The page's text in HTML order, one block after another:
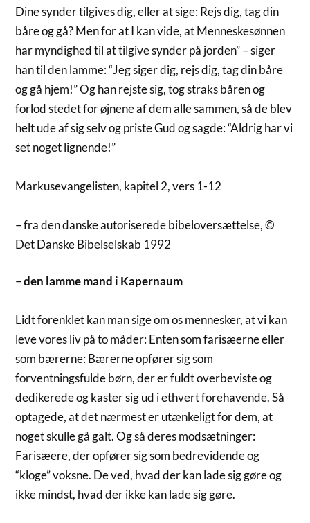
Dine synder tilgives dig, eller at sige: Rejs dig, tag din
båre og gå? Men for at I kan vide, at Menneskesønnen
har myndighed til at tilgive synder på jorden” – siger
han til den lamme: “Jeg siger dig, rejs dig, tag din båre
og gå hjem!” Og han rejste sig, tog straks båren og
forlod stedet for øjnene af dem alle sammen, så de blev
helt ude af sig selv og priste Gud og sagde: “Aldrig har vi
set noget lignende!”
Markusevangelisten, kapitel 2, vers 1-12
– fra den danske autoriserede bibeloversættelse, ©
Det Danske Bibelselskab 1992
–den lamme mand i Kapernaum
Lidt forenklet kan man sige om os mennesker, at vi kan
leve vores liv på to måder: Enten som farisæerne eller
som bærerne: Bærerne opfører sig som
forventningsfulde børn, der er fuldt overbeviste og
dedikerede og kaster sig ud i ethvert forehavende. Så
optagede, at det nærmest er utænkeligt for dem, at
noget skulle gå galt. Og så deres modsætninger:
Farisæere, der opfører sig som bedrevidende og
“kloge” voksne. De ved, hvad der kan lade sig gøre og
ikke mindst, hvad der ikke kan lade sig gøre.